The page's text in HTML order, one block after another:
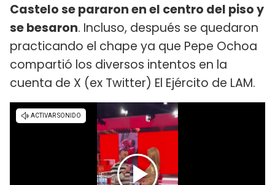
Castelo se pararon en el centro del piso y
se besaron. Incluso, después se quedaron
practicando el chape ya que Pepe Ochoa
compartió los diversos intentos en la
cuenta de X (ex Twitter) El Ejército de LAM.